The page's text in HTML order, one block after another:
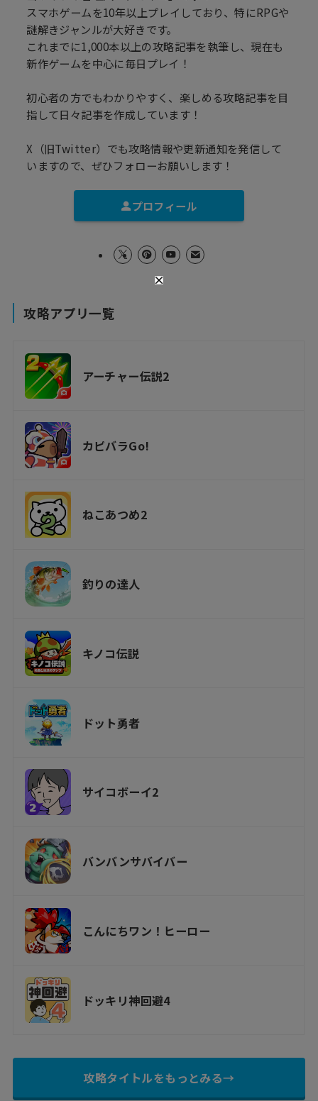
スマホゲームを10年以上プレイしており、特にRPGや
謎解きジャンルが大好きです。
これまでに1,000本以上の攻略記事を執筆し、現在も
新作ゲームを中心に毎日プレイ！
初心者の方でもわかりやすく、楽しめる攻略記事を目
指して日々記事を作成しています！
X（旧Twitter）でも攻略情報や更新通知を発信して
いますので、ぜひフォローお願いします！
プロフィール
攻略アプリ一覧
アーチャー伝説2
カピバラGo!
ねこあつめ2
釣りの達人
キノコ伝説
ドット勇者
サイコボーイ2
バンバンサバイバー
こんにちワン！ヒーロー
ドッキリ神回避4
攻略タイトルをもっとみる→